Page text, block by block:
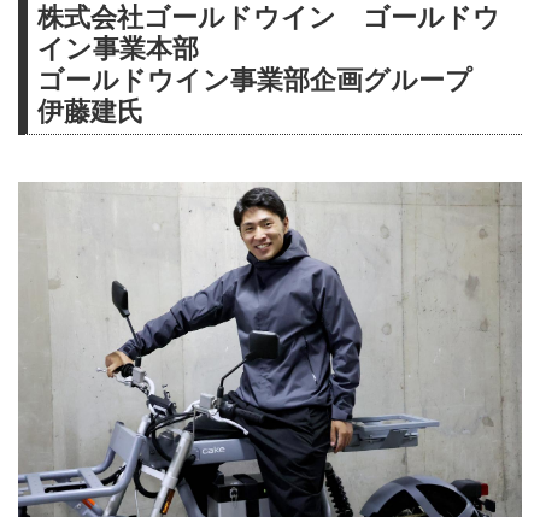
株式会社ゴールドウイン ゴールドウ
イン事業本部
ゴールドウイン事業部企画グループ
伊藤建氏